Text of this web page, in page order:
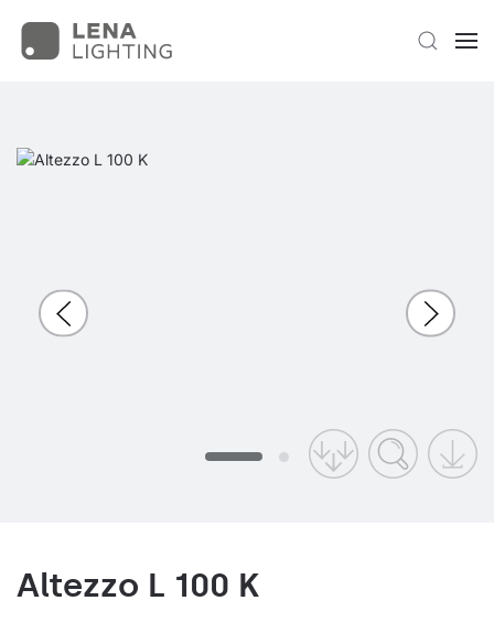
Altezzo L 100 K